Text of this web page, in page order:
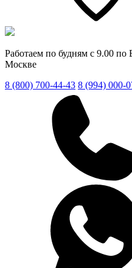
Работаем по будням с 9.00 по
Москве
8 (800) 700-44-43 8 (994) 000-